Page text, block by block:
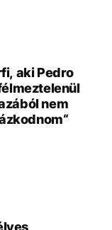
aki Pedro
nem